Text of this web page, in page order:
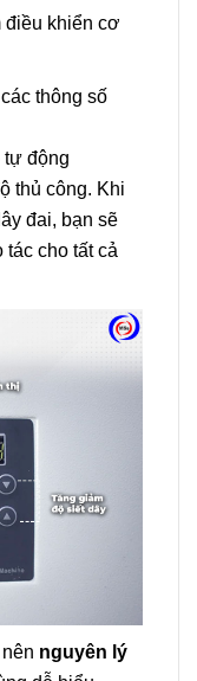
điều khiển cơ
thông số
tự động
thủ công. Khi
đai, bạn sẽ
tác cho tất cả
nguyên lý